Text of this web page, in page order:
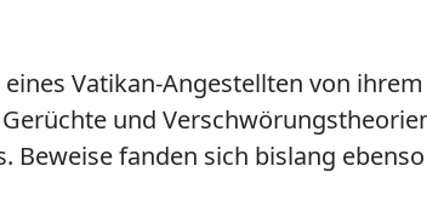
eines Vatikan-Angestellten von
und
Beweise fanden sich bislang